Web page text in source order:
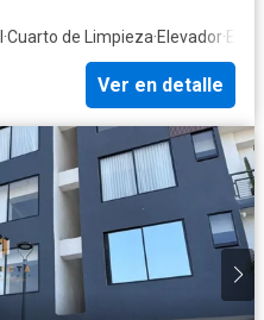
·Cuarto de Limpieza·Elevador·
Ver en detalle